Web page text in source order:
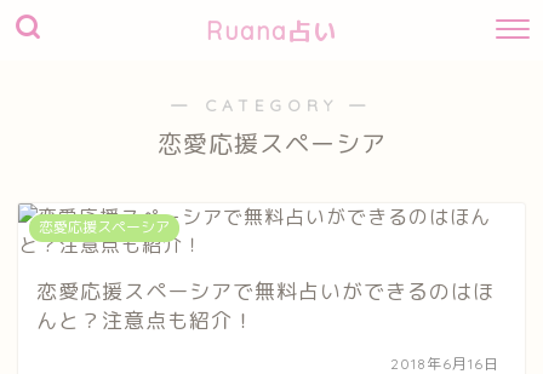
Ruana占い
― CATEGORY ―
恋愛応援スペーシア
恋愛応援スペーシア
恋愛応援スペーシアで無料占いができるのはほ
んと？注意点も紹介！
2018年6月16日